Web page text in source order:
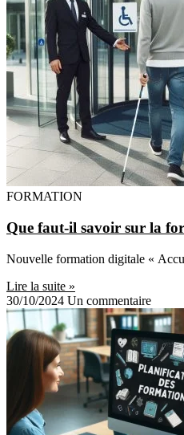
FORMATION
Que faut-il savoir sur la
Nouvelle formation digitale «
Lire la suite »
30/10/2024 Un commentaire